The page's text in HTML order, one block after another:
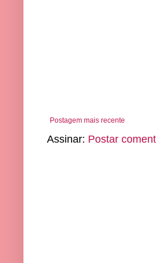
Postagem mais recente
Assinar: Postar